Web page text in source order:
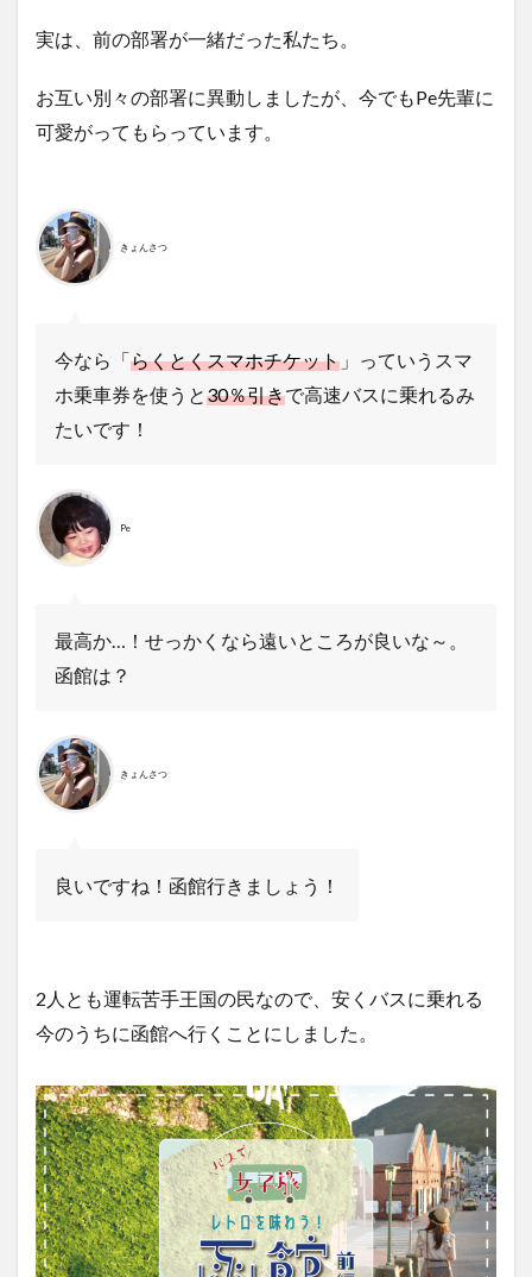
実は、前の部署が一緒だった私たち。
お互い別々の部署に異動しましたが、今でもPe先輩に
可愛がってもらっています。
きょんさつ
今なら「らくとくスマホチケット 」っていうスマ
ホ乗車券を使うと30％引きで高速バスに乗れるみ
たいです！
Pe
最高か…！せっかくなら遠いところが良いな～。
函館は？
きょんさつ
良いですね！函館行きましょう！
2人とも運転苦手王国の民なので、安くバスに乗れる
今のうちに函館へ行くことにしました。